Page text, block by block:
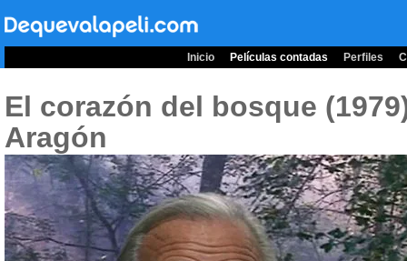
Inicio Películas contadas Perfiles
El corazón del bosque
Aragón